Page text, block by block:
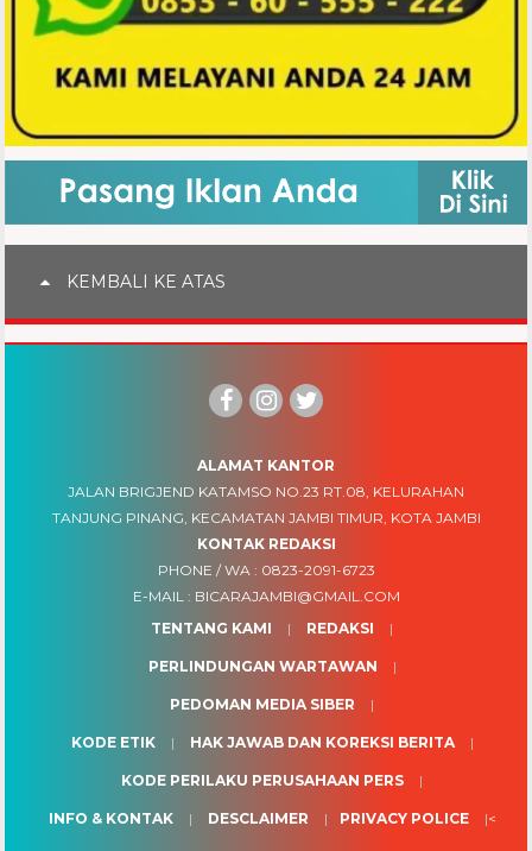
KEMBALI KE ATAS
ALAMAT KANTOR
JALAN BRIGJEND KATAMSO NO.23 RT.08, KELURAHAN
TANJUNG PINANG, KECAMATAN JAMBI TIMUR, KOTA JAMBI
KONTAK REDAKSI
PHONE / WA : 0823-2091-6723
E-MAIL : BICARAJAMBI@GMAIL.COM
TENTANG KAMI
REDAKSI
PERLINDUNGAN WARTAWAN
PEDOMAN MEDIA SIBER
KODE ETIK HAK JAWAB DAN KOREKSI BERITA
KODE PERILAKU PERUSAHAAN PERS
INFO & KONTAK DESCLAIMER PRIVACY POLICE <